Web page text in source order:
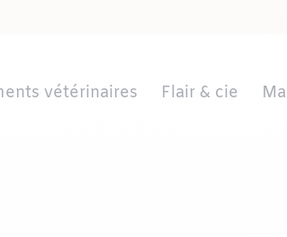
vétérinaires Flair & cie